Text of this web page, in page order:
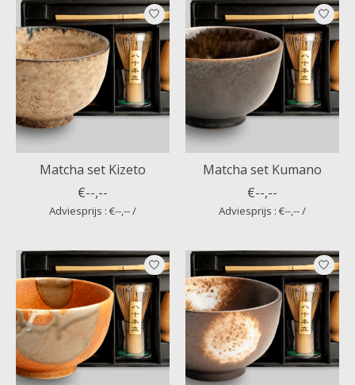
Matcha set Kizeto
€--,--
Adviesprijs : €--,-- /
Matcha set Kumano
€--,--
Adviesprijs : €--,-- /